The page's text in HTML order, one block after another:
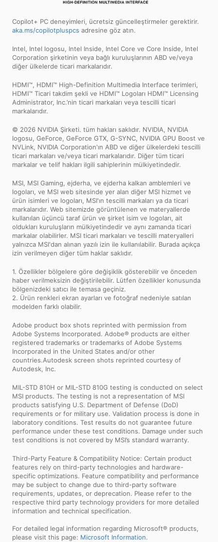
Copilot+ PC deneyimleri, ücretsiz güncelleştirmeler gerektirir.
aka.ms/copilotpluspcs adresine göz atın.
Intel, Intel logosu, Intel Inside, Intel Core ve Core Inside, Intel
Corporation şirketinin veya bağlı kuruluşlarının ABD ve/veya
diğer ülkelerde ticari markalarıdır.
HDMI™, HDMI™ High-Definition Multimedia Interface terimleri,
HDMI™ Ticari takdim şekli ve HDMI™ Logoları HDMI™ Licensing
Administrator, Inc.’nin ticari markaları veya tescilli ticari
markalarıdır.
© 2026 NVIDIA Şirketi. tüm hakları saklıdır. NVIDIA, NVIDIA
logosu, GeForce, GeForce GTX, G-SYNC, NVIDIA GPU Boost ve
NVLink, NVIDIA Corporation'ın ABD ve diğer ülkelerdeki tescilli
ticari markaları ve/veya ticari markalarıdır. Diğer tüm ticari
markalar ve telif hakları ilgili sahiplerinin mülkiyetindedir.
MSI, MSI Gaming, ejderha, ve ejderha kalkan amblemleri ve
logoları, ve MSI web sitesinde yer alan diğer MSI hizmet ve
ürün isimleri ve logoları, MSI'ın tescilli markaları ya da ticari
markalarıdır. Web sitemizde görüntülenen ve materyallerde
kullanılan üçüncü taraf ürün ve şirket isim ve logoları, ait
oldukları kuruluşların mülkiyetindedir ve aynı zamanda ticari
markalar olabilirler. MSI ticari markaları ve tescilli materyalleri
yalnızca MSI'dan alınan yazılı izin ile kullanılabilir. Burada açıkça
izin verilmeyen diğer tüm haklar saklıdır.
1. Özellikler bölgelere göre değişiklik gösterebilir ve önceden
haber verilmeksizin değiştirilebilir. Lütfen özellikler konusunda
bölgenizdeki satıcı ile temasa geçiniz.
2. Ürün renkleri ekran ayarları ve fotoğraf nedeniyle satılan
modelden farklı olabilir.
Adobe product box shots reprinted with permission from
Adobe Systems Incorporated. Adobe® products are either
registered trademarks or trademarks of Adobe Systems
Incorporated in the United States and/or other
countries.Autodesk screen shots reprinted courtesy of
Autodesk, Inc.
MIL-STD 810H or MIL-STD 810G testing is conducted on select
MSI products. The testing is not a representation of MSI
products satisfying U.S. Department of Defense (DoD)
requirements or for military use. Validation process is done in
laboratory conditions. Test results do not guarantee future
performance under these test conditions. Damage under such
test conditions is not covered by MSI’s standard warranty.
Third-Party Feature & Compatibility Notice: Certain product
features rely on third-party technologies and hardware-
specific optimizations. Feature compatibility and performance
may be subject to change due to third-party software
requirements, updates, or deprecation. Please refer to the
respective third party technology providers for more detailed
information and technical specification.
For detailed legal information regarding Microsoft® products,
please visit this page: Microsoft Information.